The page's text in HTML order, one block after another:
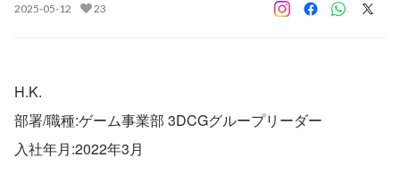
2025-05-12 23
H.K.
部署/職種:ゲーム事業部 3DCGグループリーダー
入社年月:2022年3月